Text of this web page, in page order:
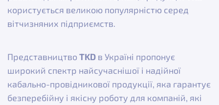
користується великою популярністю серед
вітчизняних підприємств.
ПредставництвоTKD в Україні пропонує
широкий спектр найсучаснішої і надійної
кабально-провідникової продукції, яка гарантує
безперебійну і якісну роботу для компаній, які